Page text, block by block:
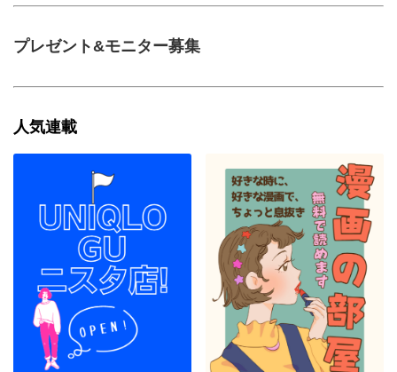
プレゼント&モニター募集
人気連載